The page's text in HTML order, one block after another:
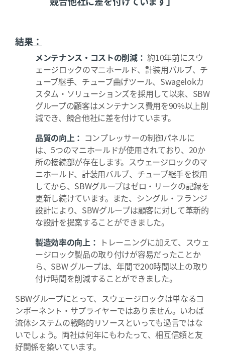
結果：
メンテナンス・コストの削減：約10年前にスウ
ェージロックのマニホールド、計装用バルブ、チ
ューブ継手、チューブ曲げツール、Swagelokカ
スタム・ソリューションズを採用して以来、SBW
グループの顧客はメンテナンス費用を90%以上削
減でき、競合他社に差を付けています。
品質の向上： コンプレッサーの制御パネルに
は、5つのマニホールドが使用されており、20か
所の接続部が存在します。スウェージロックのマ
ニホールド、計装用バルブ、チューブ継手を採用
してから、SBWグループはゼロ・リークの記録を
更新し続けています。また、シングル・フランジ
設計により、SBWグループは顧客に対して革新的
な設計を提案することができました。
製造効率の向上： トレーニングに加えて、スウェ
ージロック製品の取り付けが容易だったことか
ら、SBW グループは、年間で200時間以上の取り
付け時間を削減することができました。
SBWグループにとって、スウェージロックは単なるコ
ンポーネント・サプライヤーではありません。いわば
流体システムの戦略的リソースといっても過言ではな
いでしょう。両社は何年にもわたって、相互信頼と友
好関係を築いています。